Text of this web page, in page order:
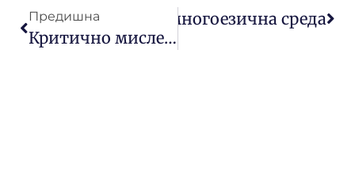
Предишна
Критично мислене в дигиталната епоха: Как да подготвим децата?
развитие в многоезична среда